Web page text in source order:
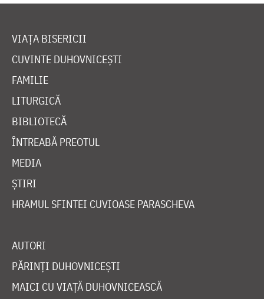
VIAȚA BISERICII
CUVINTE DUHOVNICEȘTI
FAMILIE
LITURGICĂ
BIBLIOTECĂ
ÎNTREABĂ PREOTUL
MEDIA
ȘTIRI
HRAMUL SFINTEI CUVIOASE PARASCHEVA
AUTORI
PĂRINȚI DUHOVNICEȘTI
MAICI CU VIAȚĂ DUHOVNICEASCĂ